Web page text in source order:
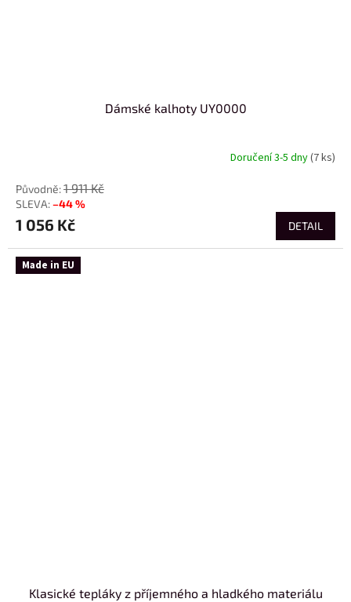
Dámské kalhoty UY0000
Doručení 3-5 dny(7 ks)
1 911 Kč
–44 %
1 056 Kč DETAIL
Made in EU
Klasické tepláky z příjemného a hladkého materiálu